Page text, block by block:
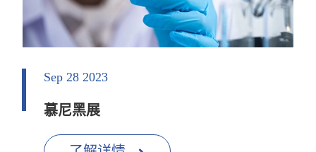
Sep 28 2023
慕尼黑展